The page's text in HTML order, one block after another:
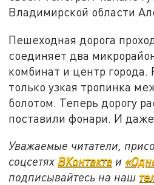
Владимирской области
Пешеходная дорога
соединяет два
комбинат и центр
только узкая тропинка
болотом. Теперь дорогу
поставили фонари. И даже
Уважаемые читатели,
соцсетях ВКонтакте и
подписывайтесь на наш